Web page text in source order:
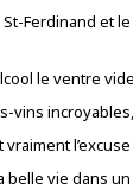
Ferdinand et
le ventre
vins
vraiment
vie dans